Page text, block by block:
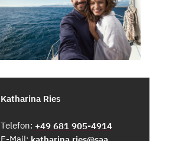
Katharina Ries
Telefon: +49 681 905-4914